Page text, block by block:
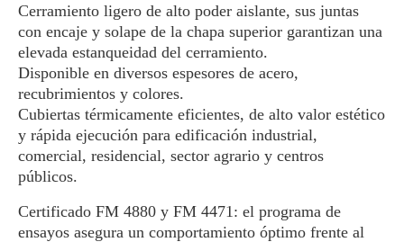
Cerramiento ligero de alto poder aislante, sus juntas
con encaje y solape de la chapa superior garantizan una
elevada estanqueidad del cerramiento.
Disponible en diversos espesores de acero,
recubrimientos y colores.
Cubiertas térmicamente eficientes, de alto valor estético
y rápida ejecución para edificación industrial,
comercial, residencial, sector agrario y centros
públicos.
Certificado FM 4880 y FM 4471: el programa de
ensayos asegura un comportamiento óptimo frente al